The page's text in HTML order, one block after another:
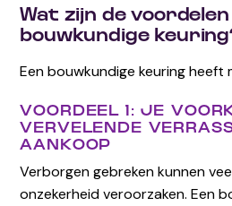
Wat zijn de voordelen
bouwkundige
Een bouwkundige keuring heeft
VOORDEEL 1: JE
VERVELENDE
AANKOOP
Verborgen gebreken kunnen
onzekerheid veroorzaken. Een